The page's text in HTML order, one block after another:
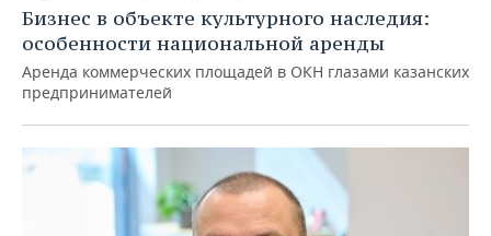
Бизнес в объекте культурного наследия:
особенности национальной аренды
Аренда коммерческих площадей в ОКН глазами казанских
предпринимателей